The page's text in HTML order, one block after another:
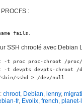
:
fails.
SSH chrooté avec Debian
-t proc proc-chroot /proc/
-t devpts devpts-chroot /
sshd > /dev/null
chroot, Debian, lenny,
fr, Evolix, french, planet-